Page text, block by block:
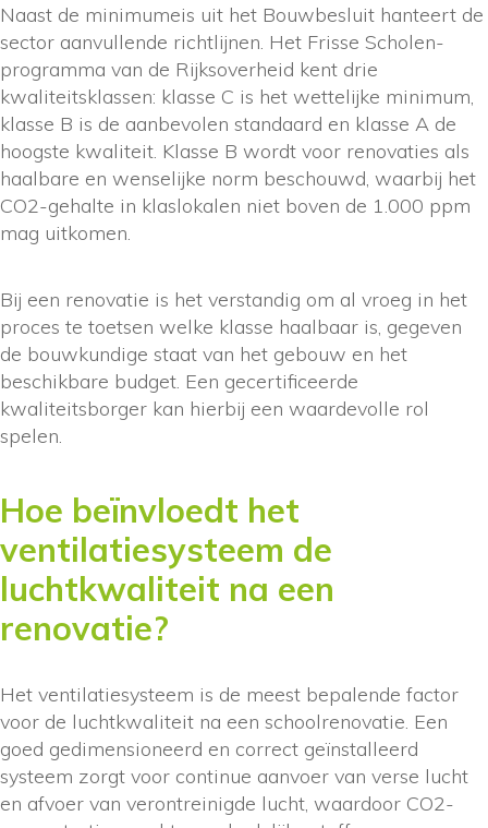
Naast de minimumeis uit het Bouwbesluit hanteert de
sector aanvullende richtlijnen. Het Frisse Scholen-
programma van de Rijksoverheid kent drie
kwaliteitsklassen: klasse C is het wettelijke minimum,
klasse B is de aanbevolen standaard en klasse A de
hoogste kwaliteit. Klasse B wordt voor renovaties als
haalbare en wenselijke norm beschouwd, waarbij het
CO2-gehalte in klaslokalen niet boven de 1.000 ppm
mag uitkomen.
Bij een renovatie is het verstandig om al vroeg in het
proces te toetsen welke klasse haalbaar is, gegeven
de bouwkundige staat van het gebouw en het
beschikbare budget. Een gecertificeerde
kwaliteitsborger kan hierbij een waardevolle rol
spelen.
Hoe beïnvloedt het
ventilatiesysteem de
luchtkwaliteit na een
renovatie?
Het ventilatiesysteem is de meest bepalende factor
voor de luchtkwaliteit na een schoolrenovatie. Een
goed gedimensioneerd en correct geïnstalleerd
systeem zorgt voor continue aanvoer van verse lucht
en afvoer van verontreinigde lucht, waardoor CO2-